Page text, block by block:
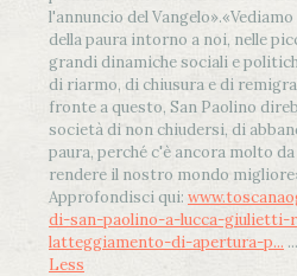
l'annuncio del Vangelo».
della paura intorno a noi, nelle
grandi dinamiche sociali e
di riarmo, di chiusura e di
fronte a questo, San Paolino
società di non chiudersi, di
paura, perché c'è ancora molto
rendere il nostro mondo
Approfondisci qui:
di-san-paolino-a-lucca-
latteggiamento-di-apertura-p... ...
Less